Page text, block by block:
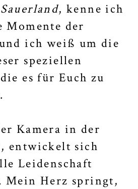
, kenne ich
der
ich weiß um die
speziellen
es für Euch zu
Kamera in der
entwickelt sich
Leidenschaft
Mein Herz springt,